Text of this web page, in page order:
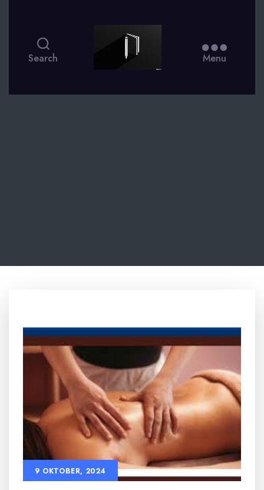
Search Menu
9 OKTOBER, 2024